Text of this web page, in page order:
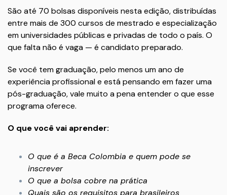
São até 70 bolsas disponíveis nesta edição, distribuídas
entre mais de 300 cursos de mestrado e especialização
em universidades públicas e privadas de todo o país. O
que falta não é vaga — é candidato preparado.
Se você tem graduação, pelo menos um ano de
experiência profissional e está pensando em fazer uma
pós-graduação, vale muito a pena entender o que esse
programa oferece.
O que você vai aprender:
O que é a Beca Colombia e quem pode se
inscrever
O que a bolsa cobre na prática
Quais são os requisitos para brasileiros